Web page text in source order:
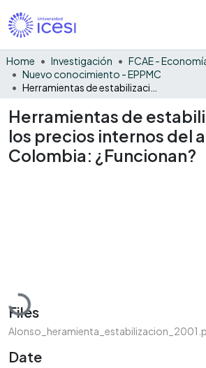
Home Investigación
Nuevo conocimiento - EPPMC
Herramientas de
los precios internos del
Colombia: ¿Funcionan?
Loading...
Files
Date